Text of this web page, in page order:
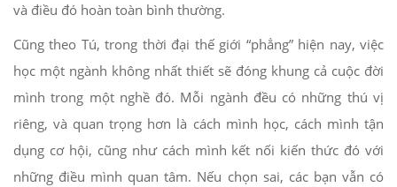
và điều đó hoàn toàn bình thường.
Cũng theo Tú, trong thời đại thế giới “phẳng” hiện nay, việc
học một ngành không nhất thiết sẽ đóng khung cả cuộc đời
mình trong một nghề đó. Mỗi ngành đều có những thú vị
riêng, và quan trọng hơn là cách mình học, cách mình tận
dụng cơ hội, cũng như cách mình kết nối kiến thức đó với
những điều mình quan tâm. Nếu chọn sai, các bạn vẫn có